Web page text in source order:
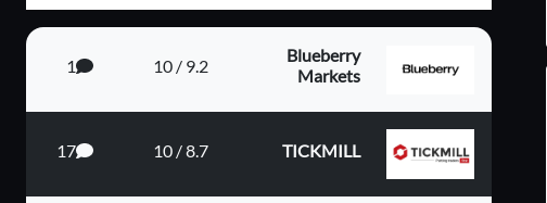
Blueberry
Markets
9.2 / 10
1
TICKMILL
8.7 / 10
17 الي...